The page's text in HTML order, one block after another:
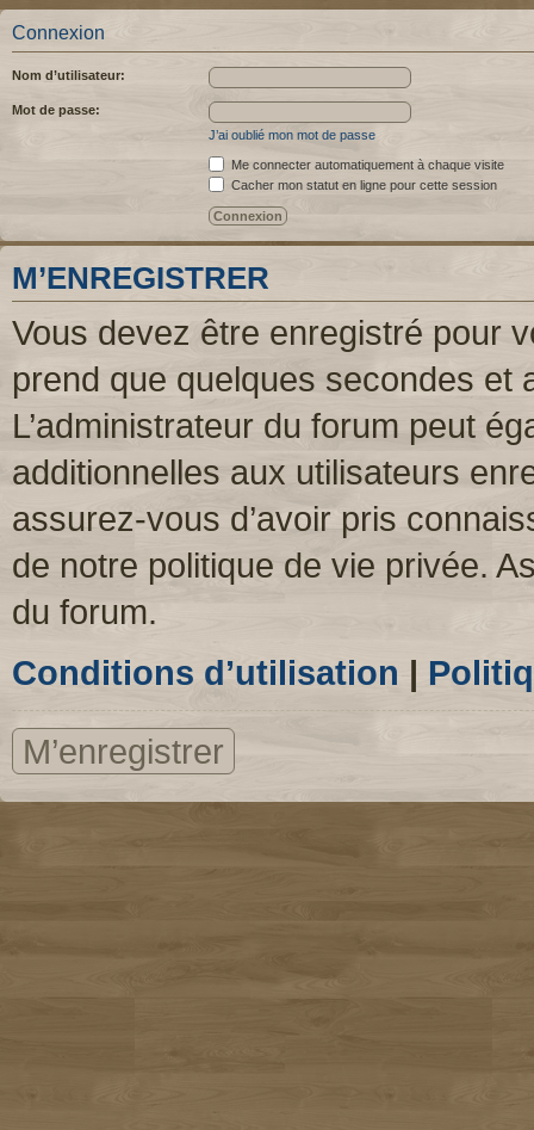
Connexion
Nom d’utilisateur:
Mot de passe:
J’ai oublié mon mot de passe
Me connecter automatiquement à chaque visite
Cacher mon statut en ligne pour cette session
M’ENREGISTRER
Vous devez être enregistré pour
prend que quelques secondes et
L’administrateur du forum peut
additionnelles aux utilisateurs
assurez-vous d’avoir pris
de notre politique de vie privée.
du forum.
Conditions d’utilisation |
M’enregistrer